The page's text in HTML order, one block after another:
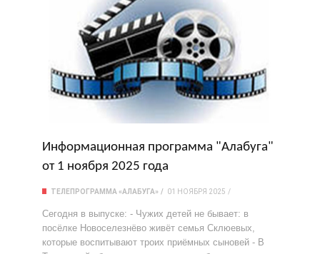
Информационная программа "Алабуга"
от 1 ноября 2025 года
ТЕЛЕПРОГРАММА «АЛАБУГА» 01 НОЯБРЯ 2025
Сегодня в выпуске: - Чужих детей не бывает: в
посёлке Новоселезнёво живёт семья Склюевых,
которые воспитывают троих приёмных сыновей - В